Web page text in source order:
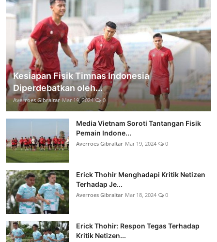
Kesiapan Fisik Timnas Indonesia
Diperdebatkan oleh...
Averroes Gibraltar Mar 19, 2024 0
Media Vietnam Soroti Tantangan Fisik
Pemain Indone...
Averroes Gibraltar Mar 19, 2024 0
Erick Thohir Menghadapi Kritik Netizen
Terhadap Je...
Averroes Gibraltar Mar 18, 2024 0
Erick Thohir: Respon Tegas Terhadap
Kritik Netizen...